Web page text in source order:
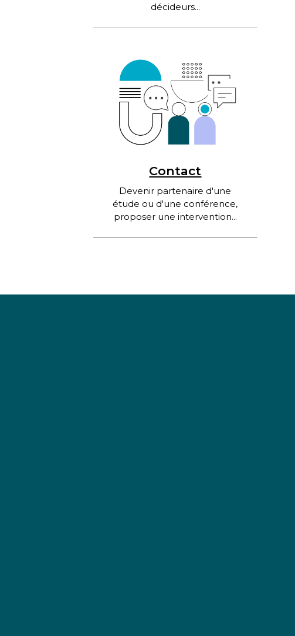
décideurs...
Contact
Devenir partenaire d'une
étude ou d'une conférence,
proposer une intervention...